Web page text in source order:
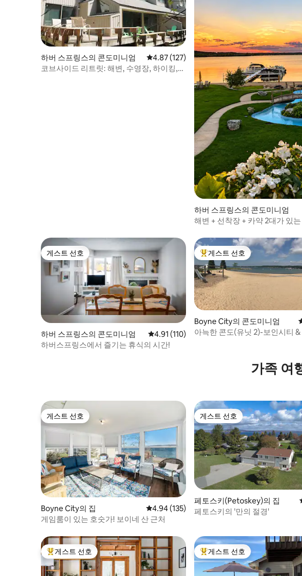
하버 스프링스의 콘도미니엄 평점 4.87점(5점 만점), 후기 127개
4.87 (127)
코브사이드 리트릿: 해변, 수영장, 하이킹,
하버 스프링스의 콘도미니엄
해변 + 선착장 + 카약 2대가 있는
게스트 선호
게스트 선호
하버 스프링스의 콘도미니엄 평점 4.91점(5점 만점), 후기 110개
4.91 (110)
하버스프링스에서 즐기는 휴식의 시간!
상위 게스트 선호
게스트 선호
Boyne City의 콘도미니엄
아늑한 콘도(유닛 2)-보인시티 &
가족 여
게스트 선호
게스트 선호
Boyne City의 집 평점 4.94점(5점 만점), 후기 135개
4.94 (135)
게임룸이 있는 호숫가! 보이네 산 근처
게스트 선호
게스트 선호
페토스키(Petoskey)의 집
페토스키의 '만의 절경'
상위 게스트 선호
게스트 선호 상위 게스트 선호
게스트 선호